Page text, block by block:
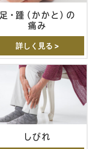
足・踵（かかと）の
痛み
詳しく見る >
しびれ